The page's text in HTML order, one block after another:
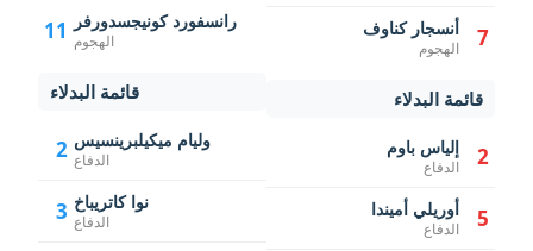
11 رانسفورد كونيجسدورفر
الهجوم
قائمة البدلاء
2 وليام ميكيلبرينسيس
الدفاع
3 نوا كاتريباخ
الدفاع
7 أنسجار كناوف
الهجوم
قائمة البدلاء
2 إلياس باوم
الدفاع
5 أوريلي أميندا
الدفاع